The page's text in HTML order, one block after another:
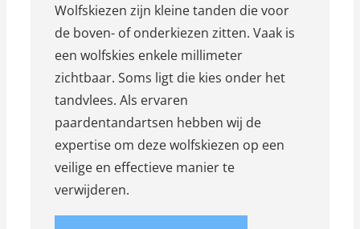
Wolfskiezen zijn kleine tanden die voor
de boven- of onderkiezen zitten. Vaak is
een wolfskies enkele millimeter
zichtbaar. Soms ligt die kies onder het
tandvlees. Als ervaren
paardentandartsen hebben wij de
expertise om deze wolfskiezen op een
veilige en effectieve manier te
verwijderen.